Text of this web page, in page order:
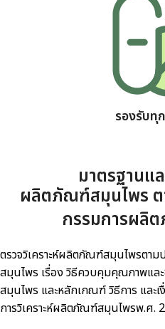
รองรับทุ
มาตรฐานแ
ผลิตภัณฑ์สมุนไพร
กรรมการผลิ
ตรวจวิเคราะห์ผลิตภัณฑ์สมุนไพรตา
สมุนไพร เรื่อง วิธีควบคุมคุณภาพแ
สมุนไพร และหลักเกณฑ์ วิธีการ และ
การวิเคราะห์ผลิตภัณฑ์สมุนไพรพ.ศ.